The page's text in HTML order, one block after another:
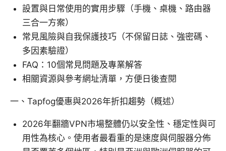
設置與日常使用的實用步驟（手機、桌機、路由器
三合一方案）
常見風險與自我保護技巧（不保留日誌、強密碼、
多因素驗證）
FAQ：10個常見問題及專業解答
相關資源與參考網址清單，方便日後查閱
一、Tapfog優惠與2026年折扣趨勢（概述）
2026年翻牆VPN市場整體仍以安全性、穩定性與可
用性為核心。使用者最看重的是速度與伺服器分佈